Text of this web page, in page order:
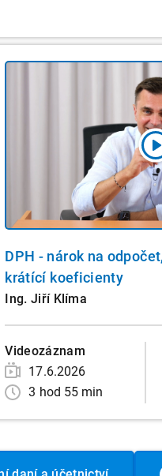
DPH - nárok na
krátící koeficienty
Ing. Jiří Klíma
Videozáznam
17.6.2026
3 hod 55 min